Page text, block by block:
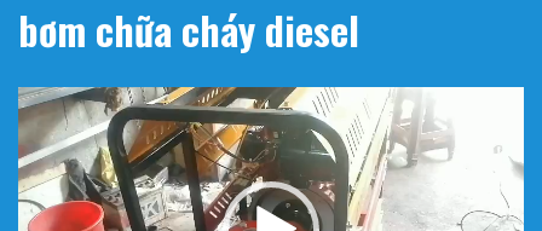
bơm chữa cháy diesel
Trình
chơi
Video